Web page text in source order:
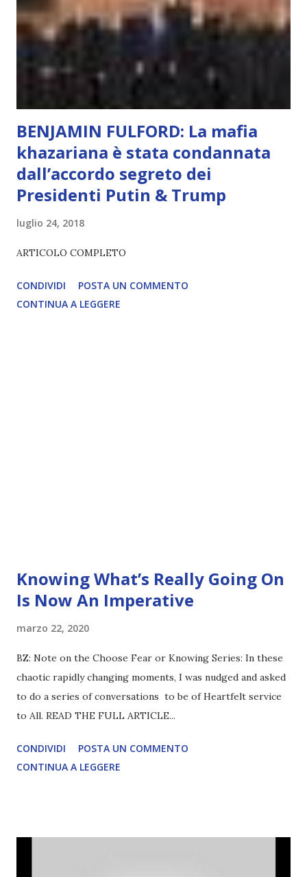
l’esperienza. Come diventerà ovvio Man mano che l’IA
diventerà sempre più avanzata (soprattutto tra il 2027 e il
lampante: L’IA sarà in gr...
BENJAMIN FULFORD: La mafia
khazariana è stata condannata
dall’accordo segreto dei
Presidenti Putin & Trump
luglio 24, 2018
ARTICOLO COMPLETO
CONDIVIDI
POSTA UN COMMENTO
CONTINUA A LEGGERE
Knowing What’s Really Going On
Is Now An Imperative
marzo 22, 2020
BZ: Note on the Choose Fear or Knowing Series: In these
chaotic rapidly changing moments, I was nudged and asked
to do a series of conversations to be of Heartfelt service
to All. READ THE FULL ARTICLE...
CONDIVIDI
POSTA UN COMMENTO
CONTINUA A LEGGERE